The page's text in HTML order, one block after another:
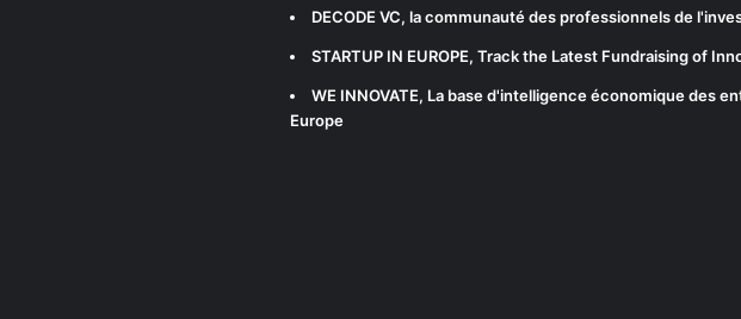
DECODE VC, la communauté des professionnels de
STARTUP IN EUROPE, Track the Latest Fundraising of
WE INNOVATE, La base d'intelligence économique des
Europe